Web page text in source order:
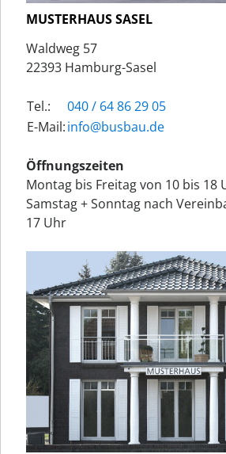
MUSTERHAUS SASEL
Waldweg 57
22393 Hamburg-Sasel
Tel.:
040 / 64 86 29 05
E-Mail:ed.uabsub@ofni
Öffnungszeiten
Montag bis Freitag von 10 bis 18
Samstag + Sonntag nach
17 Uhr